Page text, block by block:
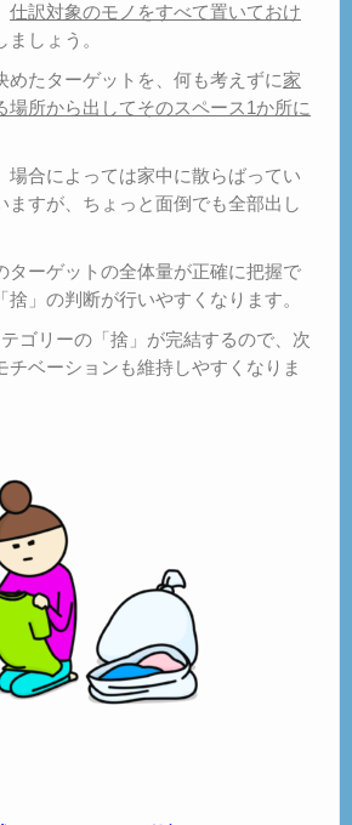
仕訳対象のモノをすべて置いておけ
ましょう。
めたターゲットを、何も考えずに家
場所から出してそのスペース1か所に
場合によっては家中に散らばってい
ますが、ちょっと面倒でも全部出し
ターゲットの全体量が正確に把握で
捨」の判断が行いやすくなります。
ゴリーの「捨」が完結するので、次
チベーションも維持しやすくなりま